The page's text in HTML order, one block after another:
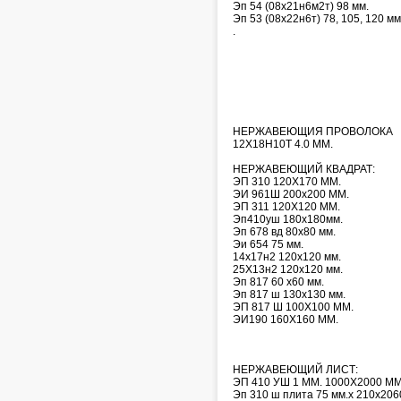
Эп 54 (08х21н6м2т) 98 мм.
Эп 53 (08х22н6т) 78, 105, 120 мм.
НЕРЖАВЕЮЩИЯ ПРОВОЛОКА
12Х18Н10Т 4.0 ММ.
НЕРЖАВЕЮЩИЙ КВАДРАТ:
ЭП 310 120Х170 ММ.
ЭИ 961Ш 200х200 ММ.
ЭП 311 120Х120 ММ.
Эп410уш 180х180мм.
Эп 678 вд 80х80 мм.
Эи 654 75 мм.
14х17н2 120х120 мм.
25Х13н2 120х120 мм.
Эп 817 60 х60 мм.
Эп 817 ш 130х130 мм.
ЭП 817 Ш 100Х100 ММ.
ЭИ190 160Х160 ММ.
НЕРЖАВЕЮЩИЙ ЛИСТ:
ЭП 410 УШ 1 ММ. 1000Х2000 ММ.
Эп 310 ш плита 75 мм.х